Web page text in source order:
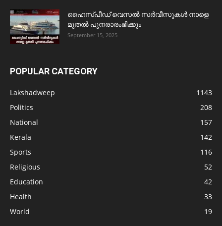
ഹൈസ്പീഡ് വെസൽ സർവീസുകൾ നാളെ
മുതൽ പുനരാരംഭിക്കും
September 15, 2025
POPULAR CATEGORY
Lakshadweep
1143
Politics
208
National
157
Kerala
142
Sports
116
Religious
52
Education
42
Health
33
World
19